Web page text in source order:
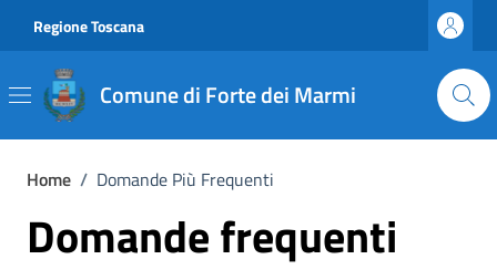
Regione Toscana
Comune di Forte dei Marmi
Home / Domande Più Frequenti
Domande frequenti